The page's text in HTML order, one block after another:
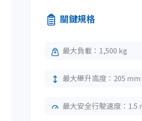
關鍵規格
最大負載：1,500 kg
最大舉升高度：205 mm
最大安全行駛速度：1.5